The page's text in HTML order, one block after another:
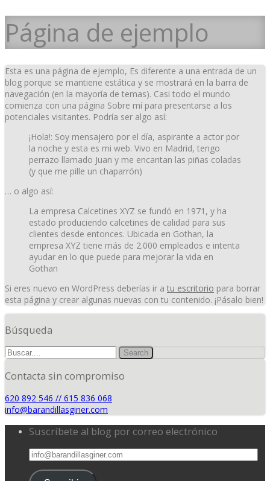
Página de ejemplo
Esta es una página de ejemplo, Es diferente a una entrada de un
blog porque se mantiene estática y se mostrará en la barra de
navegación (en la mayoría de temas). Casi todo el mundo
comienza con una página Sobre mí para presentarse a los
potenciales visitantes. Podría ser algo así:
¡Hola!: Soy mensajero por el día, aspirante a actor por
la noche y esta es mi web. Vivo en Madrid, tengo
perrazo llamado Juan y me encantan las piñas coladas
(y que me pille un chaparrón)
… o algo así:
La empresa Calcetines XYZ se fundó en 1971, y ha
estado produciendo calcetines de calidad para sus
clientes desde entonces. Ubicada en Gothan, la
empresa XYZ tiene más de 2.000 empleados e intenta
ayudar en lo que puede para mejorar la vida en
Gothan
Si eres nuevo en WordPress deberías ir a tu escritorio para borrar
esta página y crear algunas nuevas con tu contenido. ¡Pásalo bien!
Búsqueda
Contacta sin compromiso
620 892 546 // 615 836 068
info@barandillasginer.com
Suscríbete al blog por correo electrónico
info@barandillasginer.com